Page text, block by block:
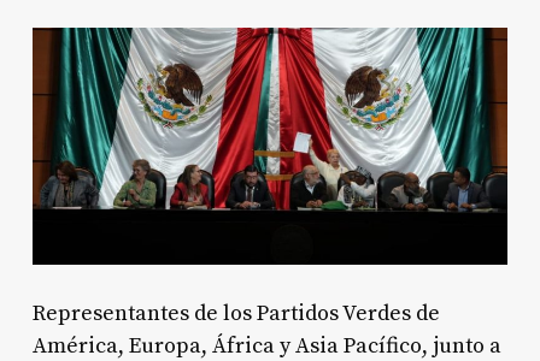
Representantes de los Partidos Verdes de
América, Europa, África y Asia Pacífico, junto a